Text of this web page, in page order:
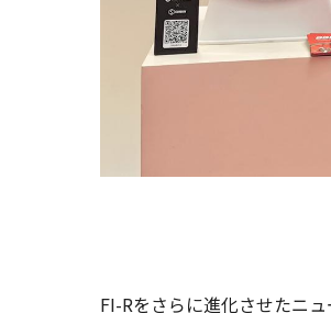
FI-Rをさらに進化させたニ